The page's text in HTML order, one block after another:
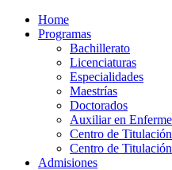
Home
Programas
Bachillerato
Licenciaturas
Especialidades
Maestrías
Doctorados
Auxiliar en
Centro de
Centro de
Admisiones